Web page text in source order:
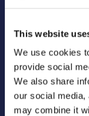
This website
We use cookies
provide social
We also share
our social media,
may combine it
Official